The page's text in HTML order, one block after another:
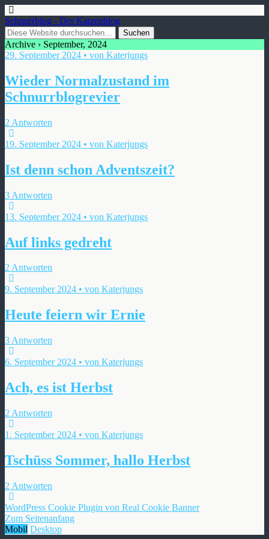
Schnurrblog - Der Katzenblog
Archive › September, 2024
29. September 2024 • von Katerjungs
Wieder Normalzustand im
Schnurrblogrevier
2 Antworten
19. September 2024 • von Katerjungs
Ist denn schon Adventszeit?
3 Antworten
13. September 2024 • von Katerjungs
Auf links gedreht
2 Antworten
9. September 2024 • von Katerjungs
Heute feiern wir Ernie
3 Antworten
6. September 2024 • von Katerjungs
Ach, es ist Herbst
2 Antworten
1. September 2024 • von Katerjungs
Tschüss Sommer, hallo Herbst
2 Antworten
WordPress Cookie Plugin von Real Cookie Banner
Zum Seitenanfang
Mobil Desktop